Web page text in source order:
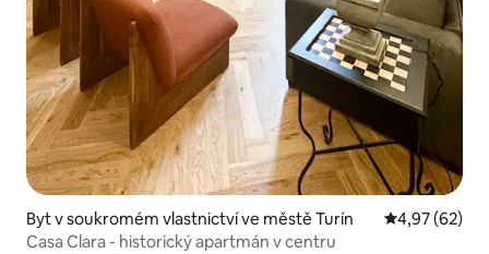
Byt v soukromém vlastnictví ve městě Turín Průměrné
4,97 (62)
Casa Clara - historický apartmán v centru